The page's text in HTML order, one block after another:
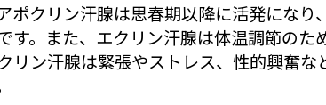
ポクリン汗腺は思春期以降に活発にな
す。また、エクリン汗腺は体温調節のた
リン汗腺は緊張やストレス、性的興奮